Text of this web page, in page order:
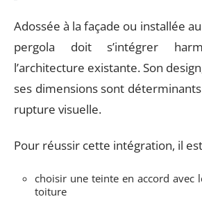
Adossée à la façade ou installée
pergola doit s’intégrer
l’architecture existante. Son
ses dimensions sont
rupture visuelle.
Pour réussir cette intégration, il
choisir une teinte en accord avec
toiture